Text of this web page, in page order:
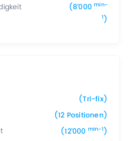
(8’000min-
1)
(Tri-fix)
(12 Positionen)
(12’000 min-1)